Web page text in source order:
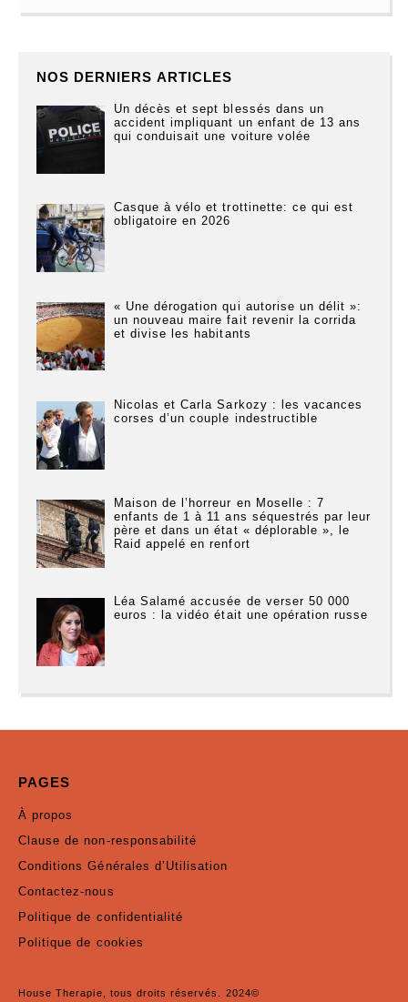
NOS DERNIERS ARTICLES
Un décès et sept blessés dans un
accident impliquant un enfant de 13 ans
qui conduisait une voiture volée
Casque à vélo et trottinette: ce qui est
obligatoire en 2026
« Une dérogation qui autorise un délit »:
un nouveau maire fait revenir la corrida
et divise les habitants
Nicolas et Carla Sarkozy : les vacances
corses d’un couple indestructible
Maison de l’horreur en Moselle : 7
enfants de 1 à 11 ans séquestrés par leur
père et dans un état « déplorable », le
Raid appelé en renfort
Léa Salamé accusée de verser 50 000
euros : la vidéo était une opération russe
PAGES
À propos
Clause de non-responsabilité
Conditions Générales d’Utilisation
Contactez-nous
Politique de confidentialité
Politique de cookies
House Therapie, tous droits réservés. 2024©